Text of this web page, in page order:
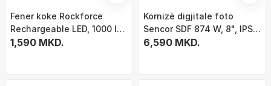
Fener koke Rockforce
Rechargeable LED, 1000 lm,
2 modalitete, USB, IPX4,
1,590 MKD.
Kornizë digjitale foto
Sencor SDF 874 W, 8", IPS,
e bardhë
6,590 MKD.